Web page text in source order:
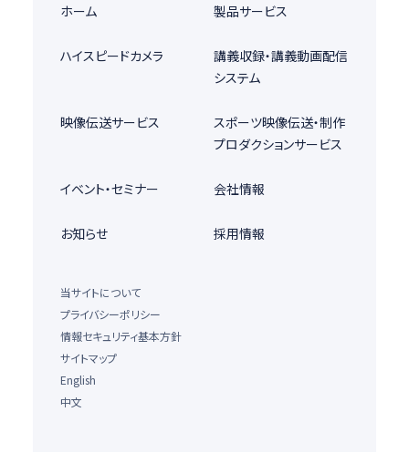
ホーム 製品サービス
ハイスピードカメラ
講義収録・講義動画配信
システム
映像伝送サービス
スポーツ映像伝送・制作
プロダクションサービス
イベント・セミナー 会社情報
お知らせ 採用情報
当サイトについて
プライバシーポリシー
情報セキュリティ基本方針
サイトマップ
English
中文